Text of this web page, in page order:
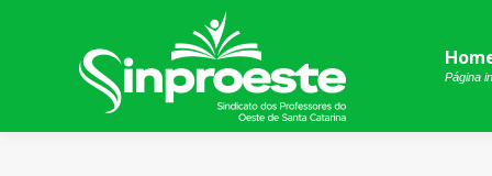
Página
Página